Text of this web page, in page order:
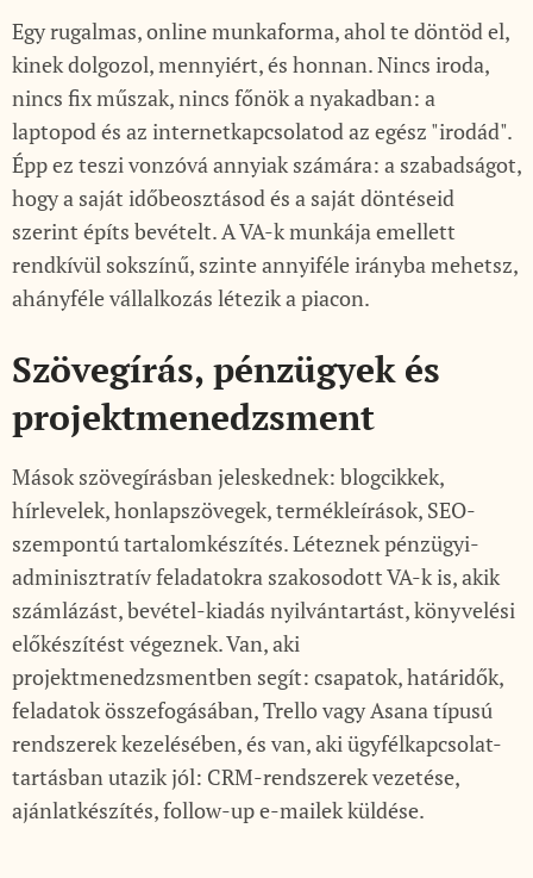
Egy rugalmas, online munkaforma, ahol te döntöd el,
kinek dolgozol, mennyiért, és honnan. Nincs iroda,
nincs fix műszak, nincs főnök a nyakadban: a
laptopod és az internetkapcsolatod az egész "irodád".
Épp ez teszi vonzóvá annyiak számára: a szabadságot,
hogy a saját időbeosztásod és a saját döntéseid
szerint építs bevételt. A VA-k munkája emellett
rendkívül sokszínű, szinte annyiféle irányba mehetsz,
ahányféle vállalkozás létezik a piacon.
Szövegírás, pénzügyek és
projektmenedzsment
Mások szövegírásban jeleskednek: blogcikkek,
hírlevelek, honlapszövegek, termékleírások, SEO-
szempontú tartalomkészítés. Léteznek pénzügyi-
adminisztratív feladatokra szakosodott VA-k is, akik
számlázást, bevétel-kiadás nyilvántartást, könyvelési
előkészítést végeznek. Van, aki
projektmenedzsmentben segít: csapatok, határidők,
feladatok összefogásában, Trello vagy Asana típusú
rendszerek kezelésében, és van, aki ügyfélkapcsolat-
tartásban utazik jól: CRM-rendszerek vezetése,
ajánlatkészítés, follow-up e-mailek küldése.